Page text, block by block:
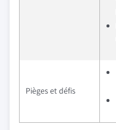
Pièges et défis